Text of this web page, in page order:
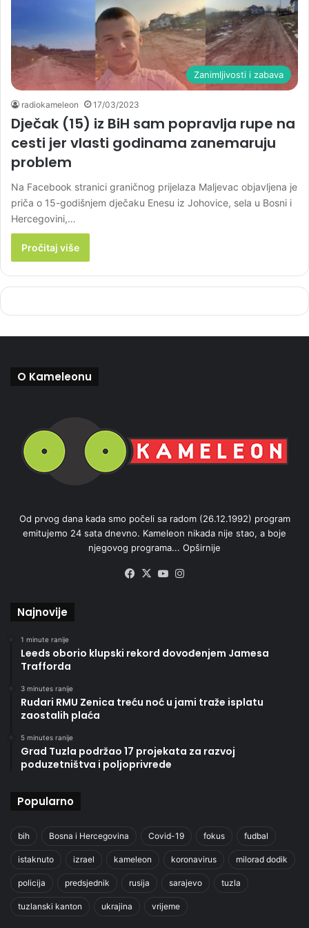
Zanimljivosti i zabava
radiokameleon 17/03/2023
Dječak (15) iz BiH sam popravlja rupe na
cesti jer vlasti godinama zanemaruju
problem
Na Facebook stranici graničnog prijelaza Maljevac objavljena je
priča o 15-godišnjem dječaku Enesu iz Johovice, sela u Bosni i
Hercegovini,…
Pročitaj više
O Kameleonu
Od prvog dana kada smo počeli sa radom (26.12.1992) program
emitujemo 24 sata dnevno. Kameleon nikada nije stao, a boje
njegovog programa... Opširnije
Facebook
X YouTube
Najnovije
1 minute ranije
Leeds oborio klupski rekord dovođenjem Jamesa
Trafforda
3 minutes ranije
Rudari RMU Zenica treću noć u jami traže isplatu
zaostalih plaća
5 minutes ranije
Grad Tuzla podržao 17 projekata za razvoj
poduzetništva i poljoprivrede
Popularno
bih Bosna i Hercegovina Covid-19 fokus fudbal
istaknuto izrael kameleon koronavirus milorad dodik
policija predsjednik rusija sarajevo tuzla
tuzlanski kanton ukrajina vrijeme